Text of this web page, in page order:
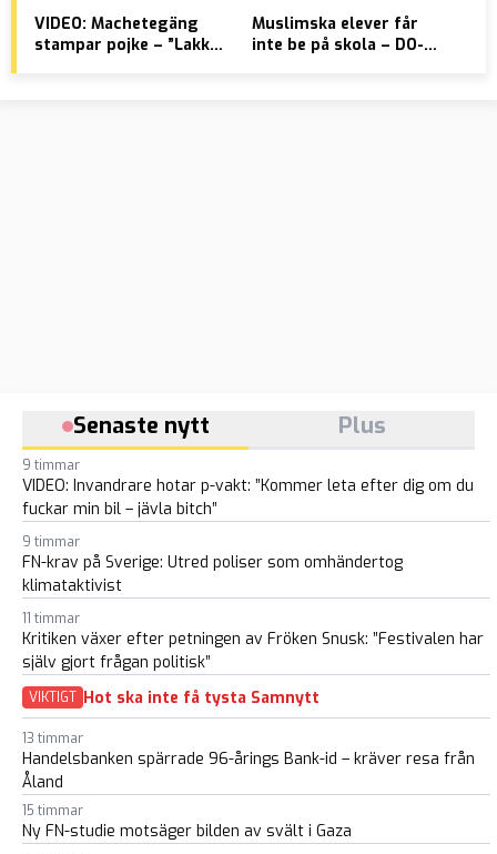
VIDEO: Machetegäng
stampar pojke – ”Lakk
Muslimska elever får
inte be på skola – DO-
Senaste nytt Plus
9 timmar
VIDEO: Invandrare hotar p-vakt: ”Kommer leta efter dig om du
fuckar min bil – jävla bitch”
9 timmar
FN-krav på Sverige: Utred poliser som omhändertog
klimataktivist
11 timmar
Kritiken växer efter petningen av Fröken Snusk: ”Festivalen har
själv gjort frågan politisk”
VIKTIGT Hot ska inte få tysta Samnytt
13 timmar
Handelsbanken spärrade 96-årings Bank-id – kräver resa från
Åland
15 timmar
Ny FN-studie motsäger bilden av svält i Gaza